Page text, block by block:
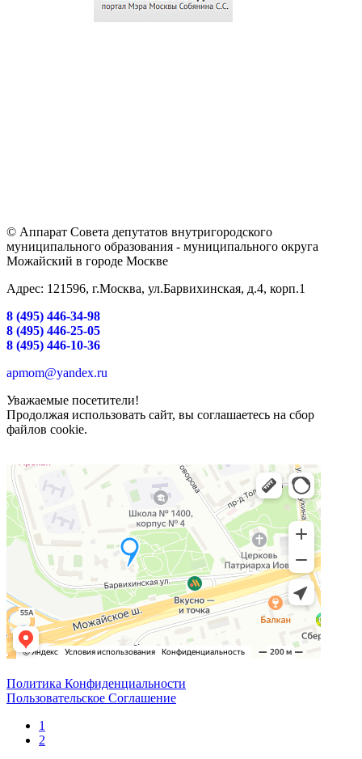
© Аппарат Совета депутатов внутригородского
муниципального образования - муниципального округа
Можайский в городе Москве
Адрес: 121596, г.Москва, ул.Барвихинская, д.4, корп.1
8 (495) 446-34-98
8 (495) 446-25-05
8 (495) 446-10-36
apmom@yandex.ru
Уважаемые посетители!
Продолжая использовать сайт, вы соглашаетесь на сбор
файлов cookie.
Политика Конфиденциальности
Пользовательское Соглашение
1
2